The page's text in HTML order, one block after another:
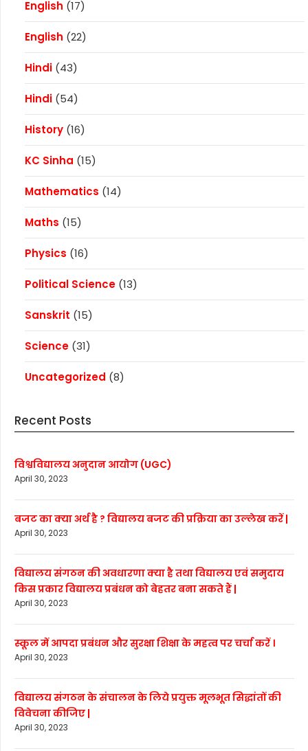
English (17)
English (22)
Hindi (43)
Hindi (54)
History (16)
KC Sinha (15)
Mathematics (14)
Maths (15)
Physics (16)
Political Science (13)
Sanskrit (15)
Science (31)
Uncategorized (8)
Recent Posts
विश्वविद्यालय अनुदान आयोग (UGC)
April 30, 2023
बजट का क्या अर्थ है ? विद्यालय बजट की प्रक्रिया का उल्लेख करें |
April 30, 2023
विद्यालय संगठन की अवधारणा क्या है तथा विद्यालय एवं समुदाय
किस प्रकार विद्यालय प्रबंधन को बेहतर बना सकते हैं |
April 30, 2023
स्कूल में आपदा प्रबंधन और सुरक्षा शिक्षा के महत्व पर चर्चा करें ।
April 30, 2023
विद्यालय संगठन के संचालन के लिये प्रयुक्त मूलभूत सिद्धांतों की
विवेचना कीजिए |
April 30, 2023